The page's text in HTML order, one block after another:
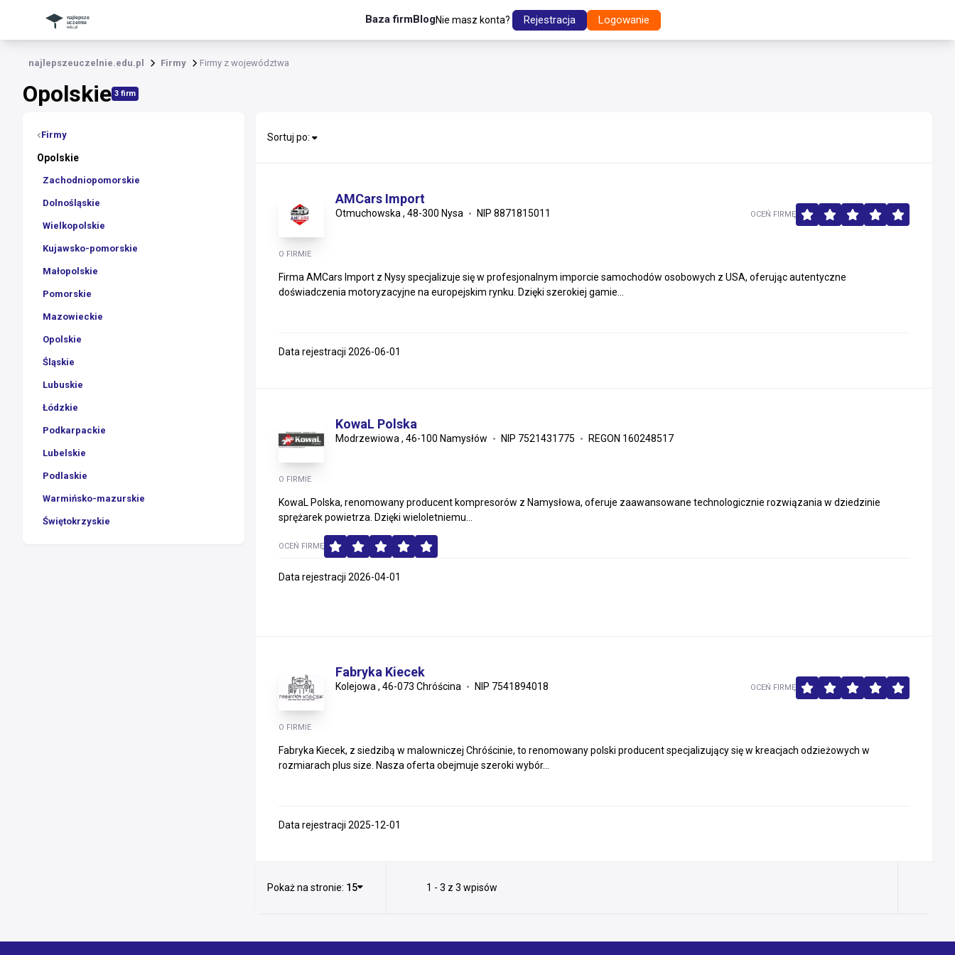
Baza firmBlogNie masz konta? Rejestracja Logowanie
najlepszeuczelnie.edu.pl Firmy Firmy z województwa
Opolskie 3 firm
Firmy
Opolskie
Zachodniopomorskie
Dolnośląskie
Wielkopolskie
Kujawsko-pomorskie
Małopolskie
Pomorskie
Mazowieckie
Opolskie
Śląskie
Lubuskie
Łódzkie
Podkarpackie
Lubelskie
Podlaskie
Warmińsko-mazurskie
Świętokrzyskie
Sortuj po:
AMCars Import
Otmuchowska , 48-300 Nysa NIP 8871815011
O FIRMIE
Firma AMCars Import z Nysy specjalizuje się w profesjonalnym imporcie samochodów osobowych z USA, oferując autentyczne
doświadczenia motoryzacyjne na europejskim rynku. Dzięki szerokiej gamie...
OCEŃ FIRMĘ
Data rejestracji 2026-06-01
KowaL Polska
Modrzewiowa , 46-100 Namysłów NIP 7521431775 REGON 160248517
O FIRMIE
KowaL Polska, renomowany producent kompresorów z Namysłowa, oferuje zaawansowane technologicznie rozwiązania w dziedzinie
sprężarek powietrza. Dzięki wieloletniemu...
OCEŃ FIRMĘ
Data rejestracji 2026-04-01
Fabryka Kiecek
Kolejowa , 46-073 Chróścina NIP 7541894018
O FIRMIE
Fabryka Kiecek, z siedzibą w malowniczej Chróścinie, to renomowany polski producent specjalizujący się w kreacjach odzieżowych w
rozmiarach plus size. Nasza oferta obejmuje szeroki wybór...
OCEŃ FIRMĘ
Data rejestracji 2025-12-01
Pokaż na stronie: 15 1 - 3 z 3 wpisów